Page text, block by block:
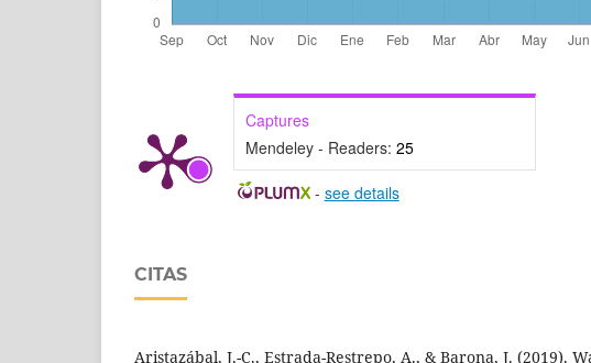
Captures
Mendeley - Readers: 25
- see details
CITAS
Aristazábal, J.-C., Estrada-Restrepo, A., & Barona, J. (2019).